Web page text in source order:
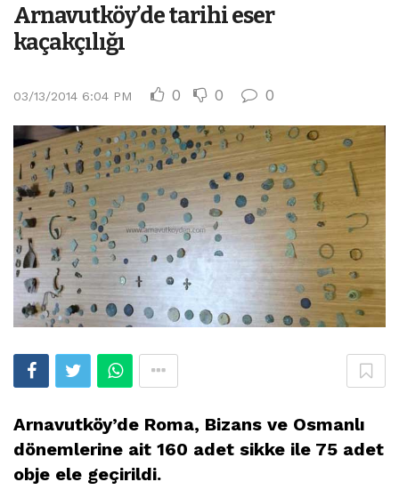
Arnavutköy’de tarihi eser
kaçakçılığı
03/13/2014 6:04 PM 0 0 0
Arnavutköy’de Roma, Bizans ve Osmanlı
dönemlerine ait 160 adet sikke ile 75 adet
obje ele geçirildi.